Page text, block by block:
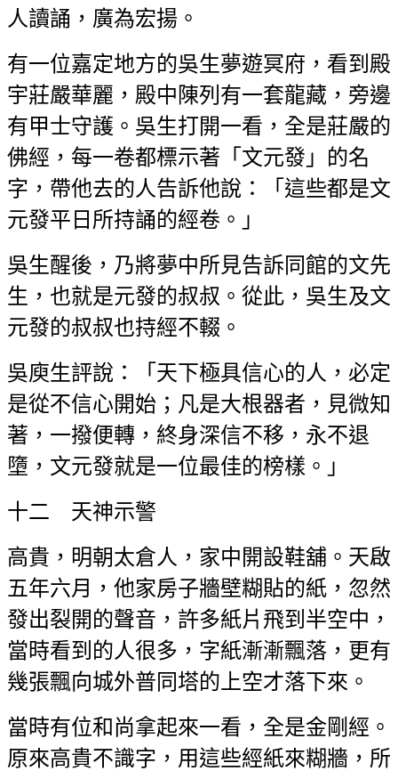
人讀誦，廣為宏揚。
有一位嘉定地方的吳生夢遊冥府，看到殿
宇莊嚴華麗，殿中陳列有一套龍藏，旁邊
有甲士守護。吳生打開一看，全是莊嚴的
佛經，每一卷都標示著「文元發」的名
字，帶他去的人告訴他說：「這些都是文
元發平日所持誦的經卷。」
吳生醒後，乃將夢中所見告訴同館的文先
生，也就是元發的叔叔。從此，吳生及文
元發的叔叔也持經不輟。
吳庾生評說：「天下極具信心的人，必定
是從不信心開始；凡是大根器者，見微知
著，一撥便轉，終身深信不移，永不退
墮，文元發就是一位最佳的榜樣。」
十二 天神示警
高貴，明朝太倉人，家中開設鞋舖。天啟
五年六月，他家房子牆壁糊貼的紙，忽然
發出裂開的聲音，許多紙片飛到半空中，
當時看到的人很多，字紙漸漸飄落，更有
幾張飄向城外普同塔的上空才落下來。
當時有位和尚拿起來一看，全是金剛經。
原來高貴不識字，用這些經紙來糊牆，所